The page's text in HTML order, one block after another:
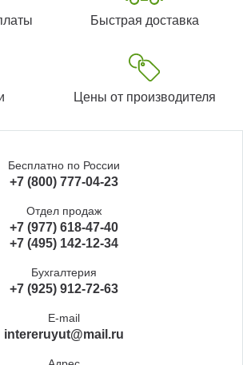
Быстрая доставка
Цены от производителя
Бесплатно по России
+7 (800) 777-04-23
Отдел продаж
+7 (977) 618-47-40
+7 (495) 142-12-34
Бухгалтерия
+7 (925) 912-72-63
E-mail
intereruyut@mail.ru